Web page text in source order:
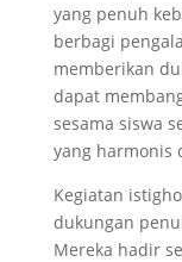
yang penuh
berbagi
memberikan
dapat
sesama siswa
yang harmonis
Kegiatan
dukungan
Mereka hadir